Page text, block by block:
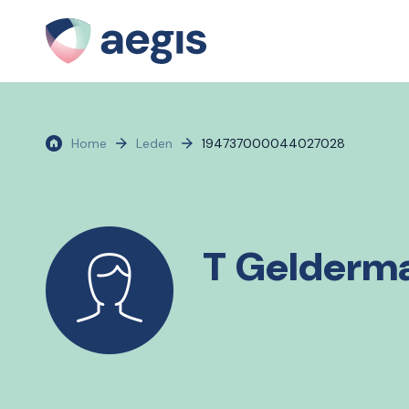
Home Leden 194737000044027028
T